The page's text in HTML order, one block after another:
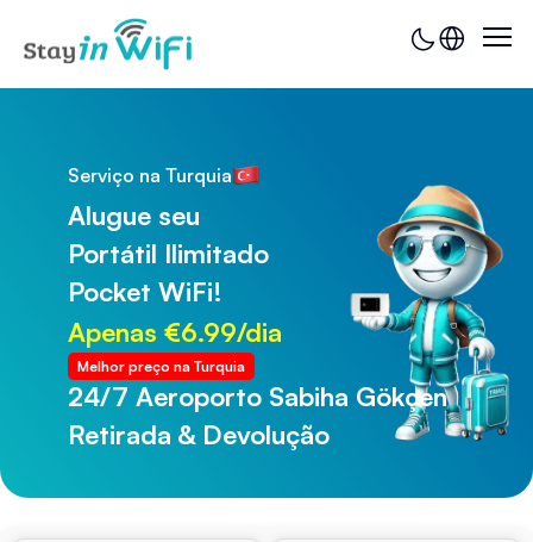
Serviço na Turquia
Alugue seu
Portátil Ilimitado
Pocket WiFi!
Apenas €6.99/dia
Melhor preço na Turquia
24/7 Aeroporto Sabiha Gökçen
Retirada & Devolução
24/7 Aeroporto de Trabzon
Retirada & Devolução